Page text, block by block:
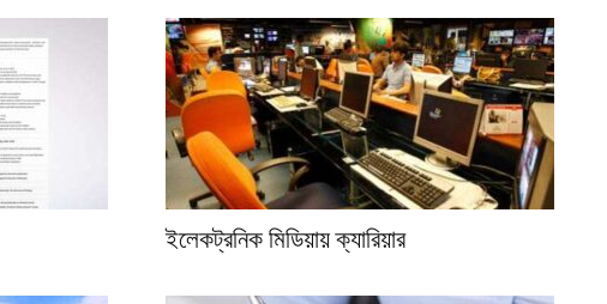
ইলেকট্রনিক মিডিয়ায় ক্যারিয়ার